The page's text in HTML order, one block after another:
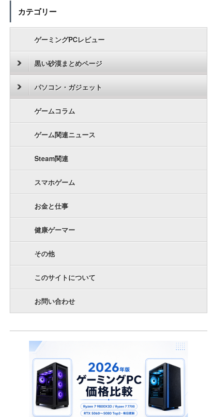
カテゴリー
ゲーミングPCレビュー
黒い砂漠まとめページ
パソコン・ガジェット
ゲームコラム
ゲーム関連ニュース
Steam関連
スマホゲーム
お金と仕事
健康ゲーマー
その他
このサイトについて
お問い合わせ